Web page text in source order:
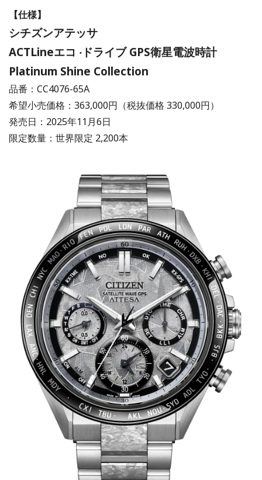
【仕様】
シチズンアテッサ
ACTLineエコ ‧ドライブ GPS衛星電波時計
Platinum Shine Collection
品番：CC4076-65A
希望⼩売価格：363,000円（税抜価格 330,000円）
発売⽇：2025年11月6⽇
限定数量：世界限定 2,200本